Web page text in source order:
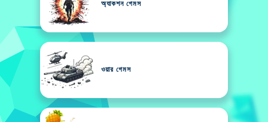
অ্যাকশন গেমস
ওয়ার গেমস